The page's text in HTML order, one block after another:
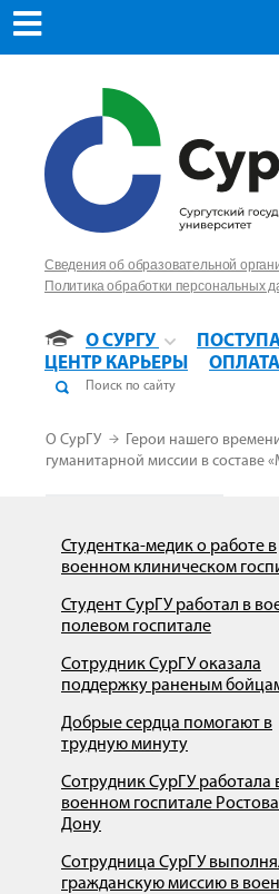
Сведения об образовательной
Политика обработки персональных
О СУРГУ
ЦЕНТР КАРЬЕРЫ
О СурГУ Герои нашего
гуманитарной миссии в
Студентка-медик о работе в
военном клиническом
Студент СурГУ работал в
полевом госпитале
Сотрудник СурГУ оказала
поддержку раненым
Добрые сердца помогают в
трудную минуту
Сотрудник СурГУ работала
военном госпитале
Дону
Сотрудница СурГУ
гражданскую миссию в